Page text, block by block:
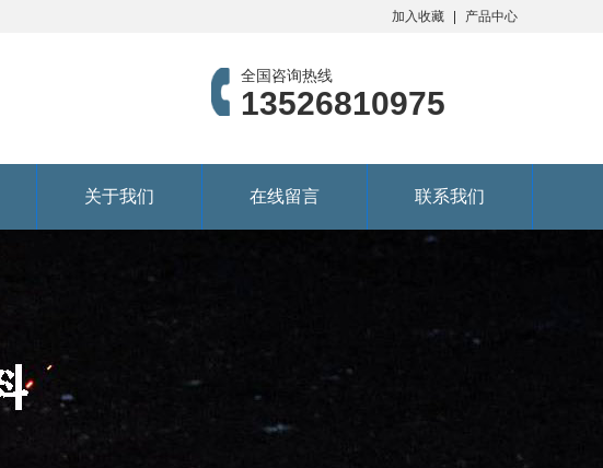
加入收藏 产品中心
全国咨询热线
13526810975
关于我们 在线留言 联系我们